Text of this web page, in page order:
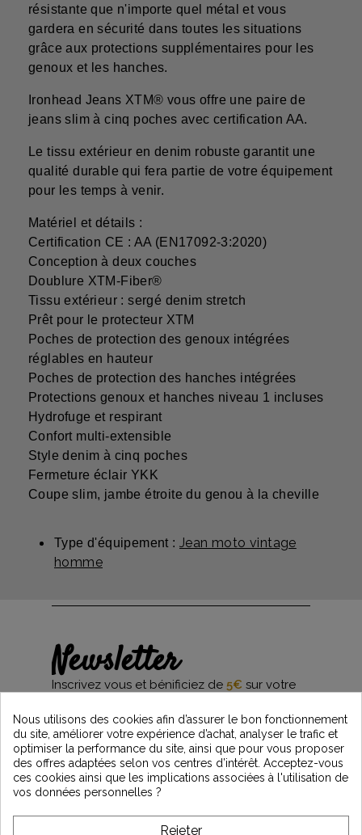
résistante que n'importe quel métal et vous
gardera en sécurité dans toutes les situations
grâce aux protections supplémentaires pour les
genoux et les hanches.
Ironhead Jeans XTM® vous offre une paire de
jeans slim à cinq poches avec certification AA.
Le tissu extérieur en denim robuste garantit une
qualité durable qui fera partie de votre équipement
pour les temps à venir.
Matériel et détails :
Certification CE : AA (EN17092-3:2020)
Conception à deux couches
Doublure XTM-Fiber®
Tissu extérieur : sergé denim stretch
Prêt pour le protecteur XTM
Poches de protection des genoux intégrées
réglables en hauteur
Poches de protection des hanches intégrées
Protections genoux et hanches niveau 1 incluses
Hydrofuge et respirant
Confort multi-extensible
Style denim à cinq poches
Fermeture éclair YKK
Coupe slim, jambe étroite du genou à la cheville
Type d'équipement : Jean moto vintage
homme
Newsletter
Inscrivez vous et bénificiez de 5€ sur votre
et restez informés des dernières nouveautés
Vintage Motors
*Dès 99€ d'achat. En vous abonnant à notre newsletter, vous reconnaissez avoir pris
l'acceptez.
Nous utilisons des cookies afin d’assurer le bon fonctionnement
du site, améliorer votre expérience d’achat, analyser le trafic et
optimiser la performance du site, ainsi que pour vous proposer
des offres adaptées selon vos centres d’intérêt. Acceptez-vous
ces cookies ainsi que les implications associées à l'utilisation de
vos données personnelles ?
Rejeter